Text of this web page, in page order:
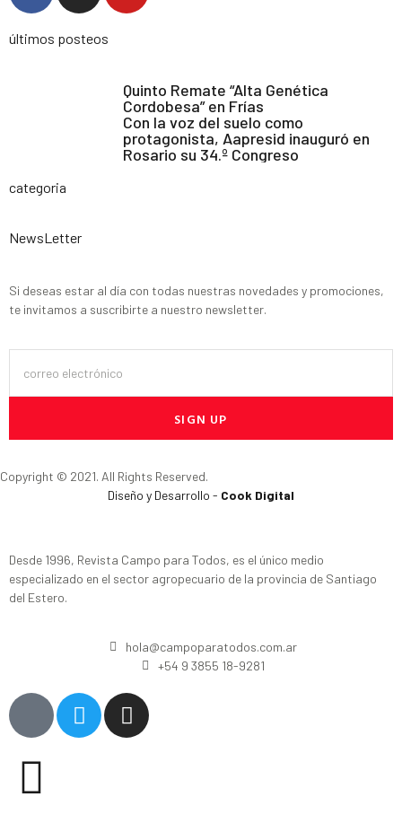
últimos posteos
Quinto Remate “Alta Genética
Cordobesa” en Frías
Con la voz del suelo como
protagonista, Aapresid inauguró en
Rosario su 34.º Congreso
categoria
NewsLetter
Si deseas estar al día con todas nuestras novedades y promociones,
te invitamos a suscribirte a nuestro newsletter.
SIGN UP
Copyright © 2021. All Rights Reserved.
Diseño y Desarrollo - Cook Digital
Desde 1996, Revista Campo para Todos, es el único medio
especializado en el sector agropecuario de la provincia de Santiago
del Estero.
hola@campoparatodos.com.ar
+54 9 3855 18-9281